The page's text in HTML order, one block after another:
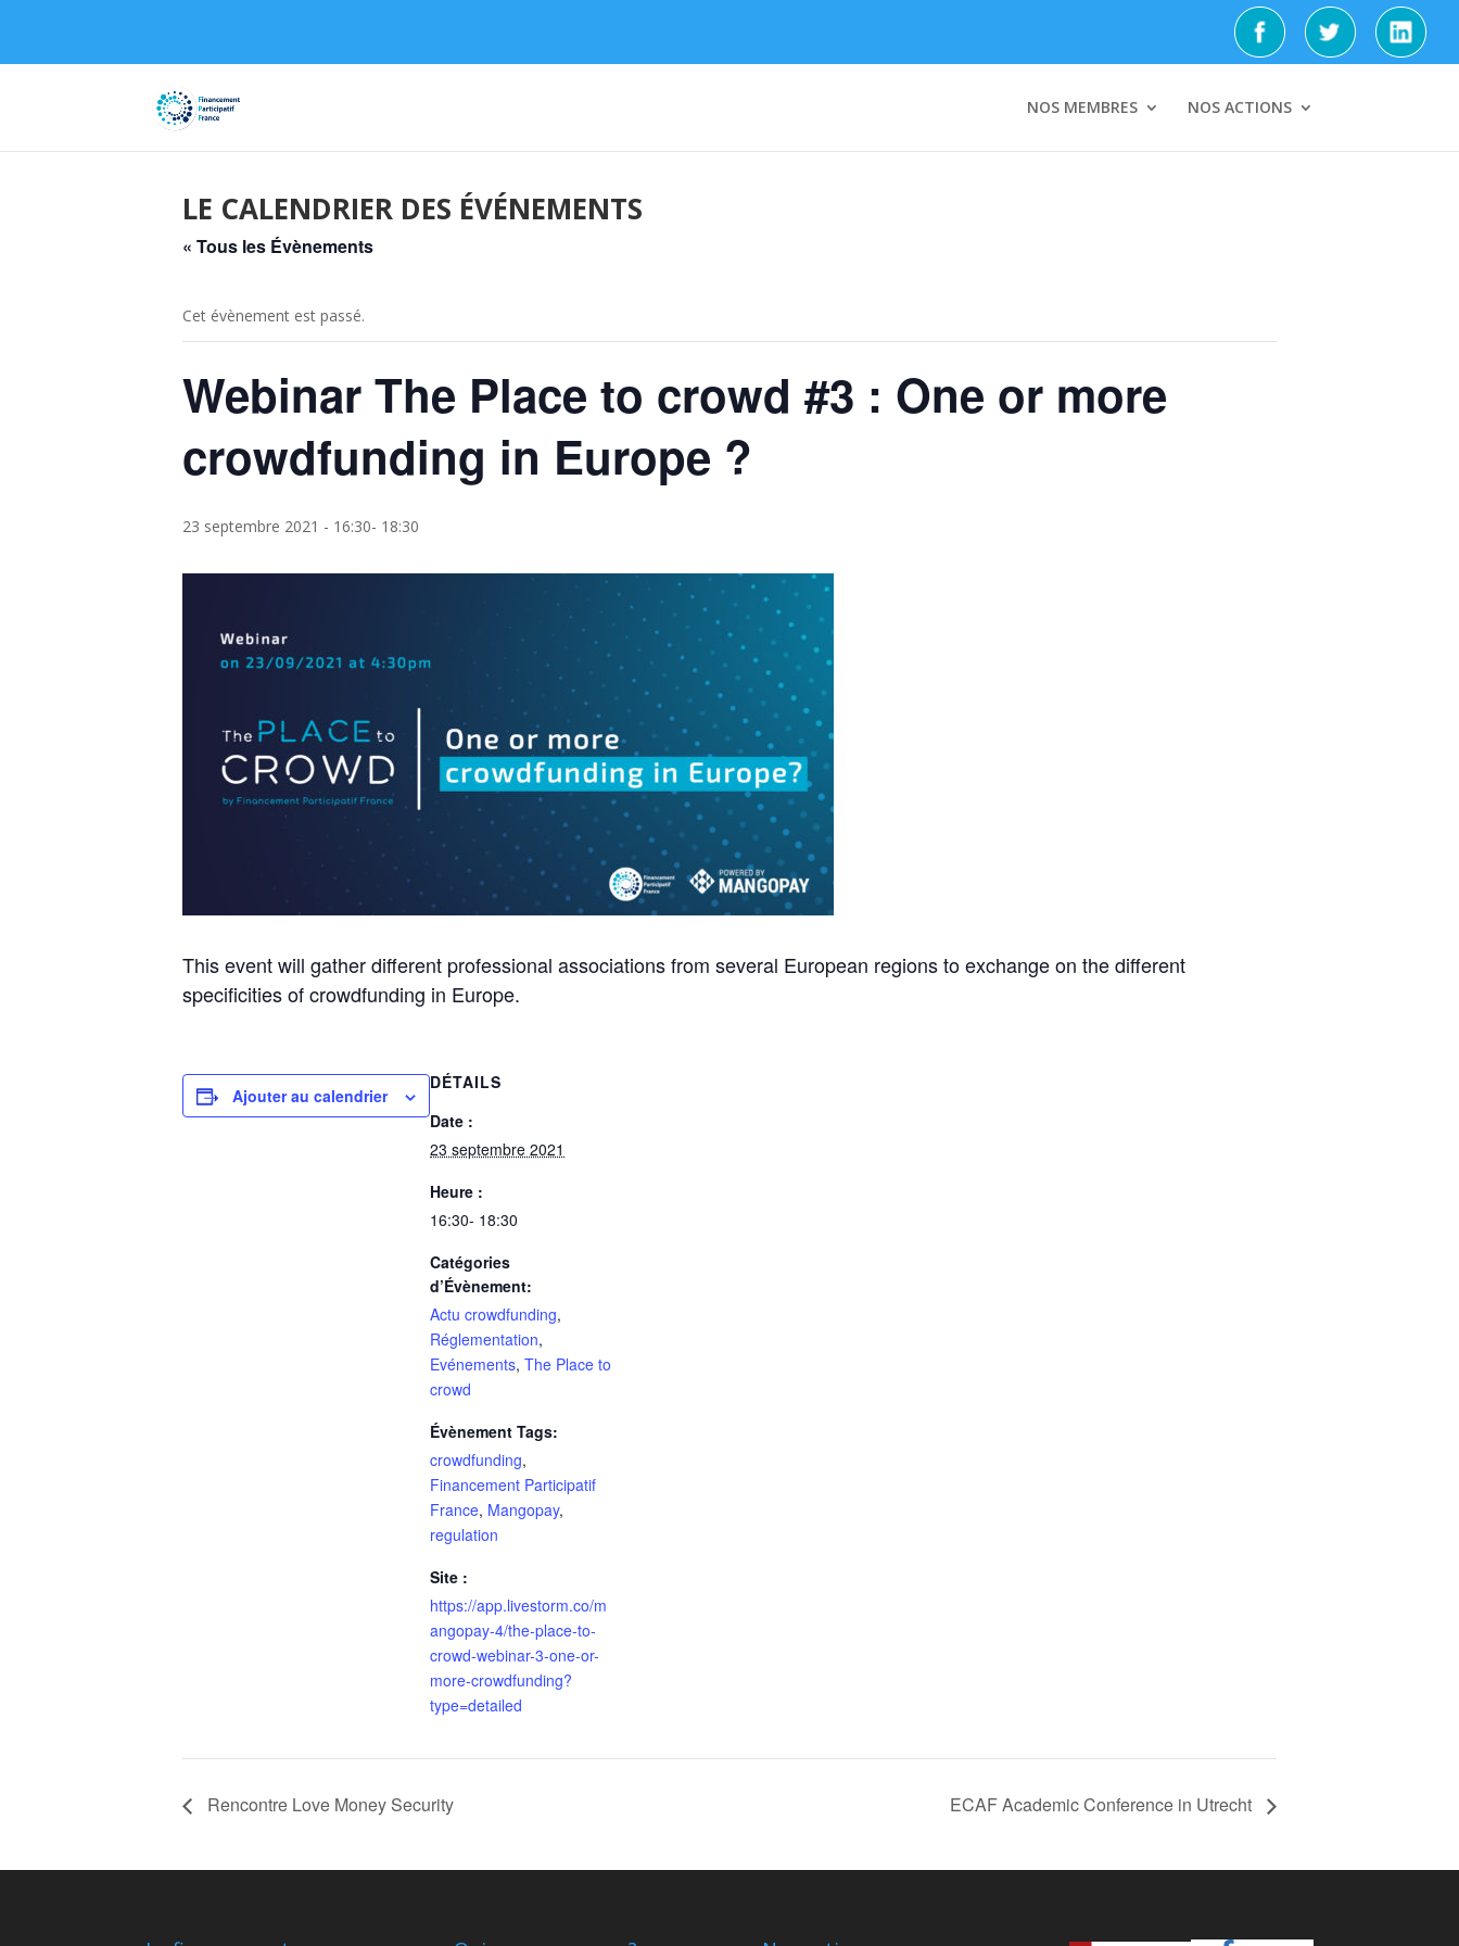
NOS MEMBRES NOS ACTIONS
LE CALENDRIER DES ÉVÉNEMENTS
« Tous les Évènements
Cet évènement est passé.
Webinar The Place to crowd #3 : One or more
crowdfunding in Europe ?
23 septembre 2021 - 16:30- 18:30
This event will gather different professional associations from several European regions to exchange on the different
specificities of crowdfunding in Europe.
Ajouter au calendrier
DÉTAILS
Date :
23 septembre 2021
Heure :
16:30- 18:30
Catégories
d’Évènement:
Actu crowdfunding,
Réglementation,
Evénements, The Place to
crowd
Évènement Tags:
crowdfunding,
Financement Participatif
France, Mangopay,
regulation
Site :
https://app.livestorm.co/m
angopay-4/the-place-to-
crowd-webinar-3-one-or-
more-crowdfunding?
type=detailed
Rencontre Love Money Security ECAF Academic Conference in Utrecht